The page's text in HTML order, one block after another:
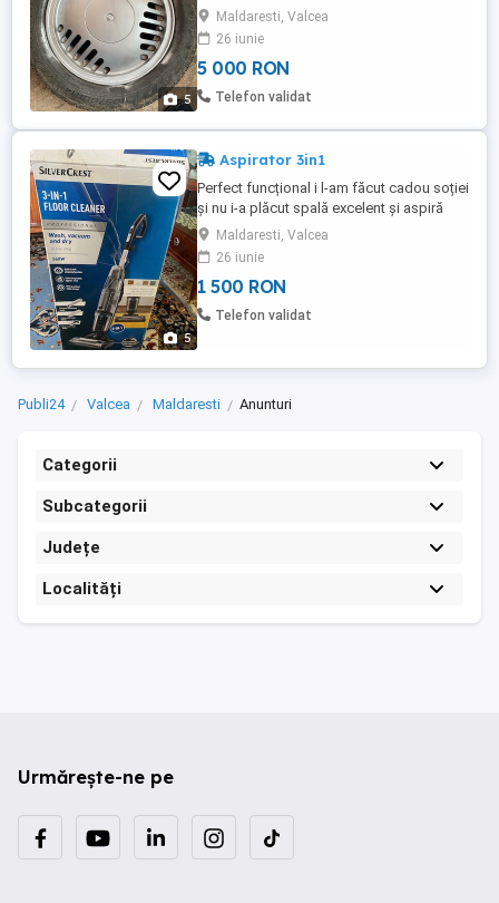
5
sunt bune
Maldaresti, Valcea
26 iunie
5 000 RON
Telefon validat
5
Aspirator 3in1
Perfect funcțional i l-am făcut cadou soției
și nu i-a plăcut spală excelent și aspiră
foarte bun și pentru covoare aproape noi
la folosint decât o dată
Maldaresti, Valcea
26 iunie
1 500 RON
Telefon validat
Publi24 Valcea Maldaresti Anunturi
Categorii
Subcategorii
Județe
Localități
Urmărește-ne pe